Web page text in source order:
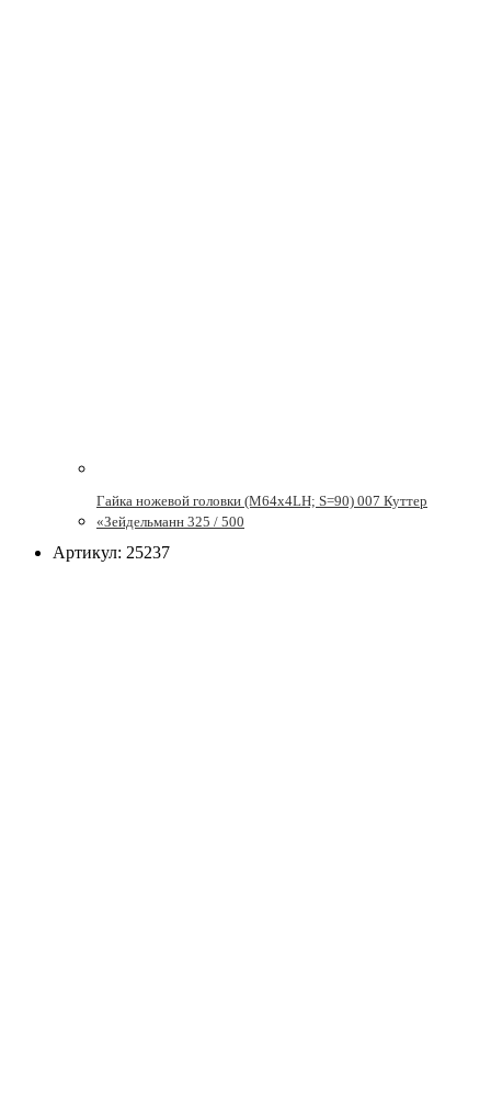
Гайка ножевой головки (М64х4LH; S=90) 007 Куттер
«Зейдельманн 325 / 500
Артикул: 25237